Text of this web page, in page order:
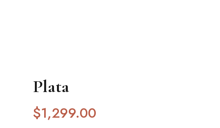
Plata
$1,299.00